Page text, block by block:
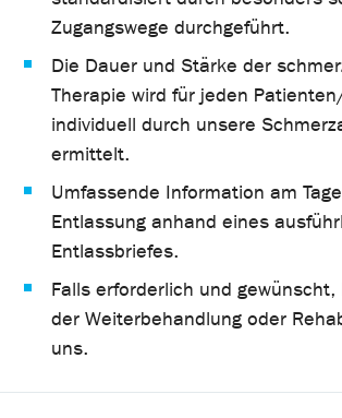
Zugangswege durchgeführt.
Die Dauer und Stärke der
Therapie wird für jeden
individuell durch unsere
ermittelt.
Umfassende Information am
Entlassung anhand eines
Entlassbriefes.
Falls erforderlich und
der Weiterbehandlung oder
uns.